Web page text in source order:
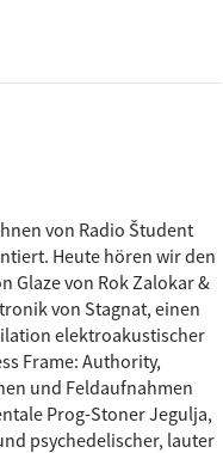
von Radio Študent
Heute hören wir den
Glaze von Rok Zalokar &
von Stagnat, einen
elektroakustischer
Frame: Authority,
und Feldaufnahmen
Prog-Stoner Jegulja,
psychedelischer, lauter